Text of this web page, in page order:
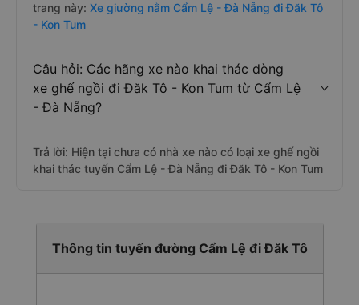
trang này: Xe giường nằm Cẩm Lệ - Đà Nẵng đi Đăk Tô
- Kon Tum
Câu hỏi: Các hãng xe nào khai thác dòng
xe ghế ngồi đi Đăk Tô - Kon Tum từ Cẩm Lệ
- Đà Nẵng?
Trả lời: Hiện tại chưa có nhà xe nào có loại xe ghế ngồi
khai thác tuyến Cẩm Lệ - Đà Nẵng đi Đăk Tô - Kon Tum
Thông tin tuyến đường Cẩm Lệ đi Đăk Tô